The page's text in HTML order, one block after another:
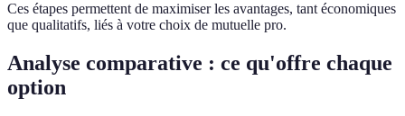
Ces étapes permettent de maximiser les avantages, tant économiques
que qualitatifs, liés à votre choix de mutuelle pro.
Analyse comparative : ce qu'offre chaque
option